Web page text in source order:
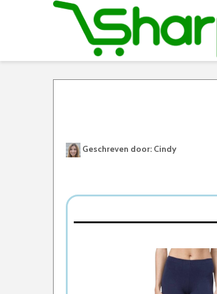
Geschreven door: Cindy
3. Thermo Ondergoed Heren
4. Easylux® Fleece Deluxe™
5. Antraciet thermo legging
Wat is de beste Thermo Legging